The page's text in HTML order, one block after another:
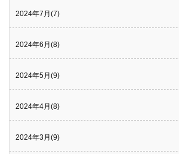
2024年7月(7)
2024年6月(8)
2024年5月(9)
2024年4月(8)
2024年3月(9)